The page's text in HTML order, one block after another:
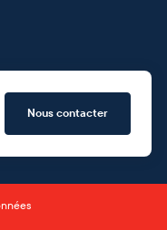
Nous contacter